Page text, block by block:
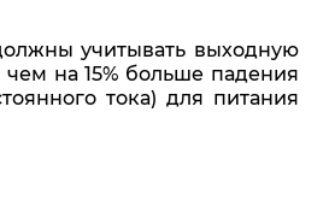
учитывать выходную
на 15% больше падения
тока) для питания